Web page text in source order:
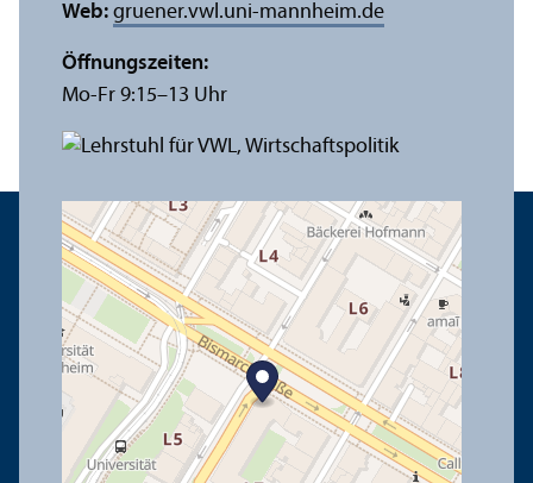
Web: gruener.vwl.uni-mannheim.de
Öffnungs­zeiten:
Mo-Fr 9:15–13 Uhr